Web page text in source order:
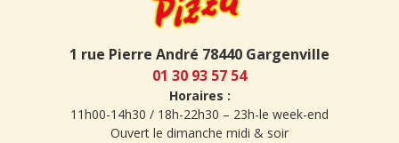
1 rue Pierre André 78440 Gargenville
01 30 93 57 54
Horaires :
11h00-14h30 / 18h-22h30 – 23h-le week-end
Ouvert le dimanche midi & soir